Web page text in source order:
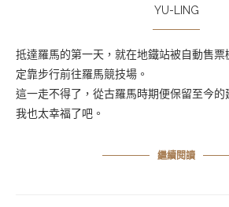
YU-LING
抵達羅馬的第一天，就在地鐵站被自動售票
定靠步行前往羅馬競技場。
這一走不得了，從古羅馬時期便保留至今的
我也太幸福了吧。
繼續閱讀